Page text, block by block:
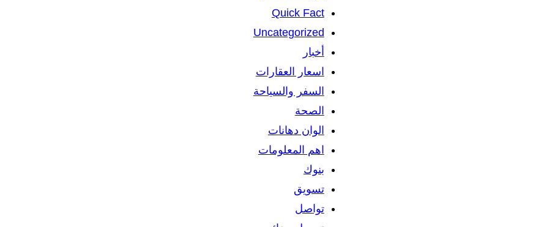
Quick Fact
Uncategorized
أخبار
اسعار العقارات
السفر والسياحة
الصحة
الوان دهانات
اهم المعلومات
بنوك
تسويق
تواصل